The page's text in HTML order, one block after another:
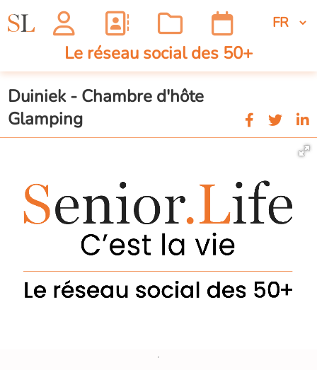
Le réseau social des 50+
Duiniek - Chambre d'hôte
Glamping